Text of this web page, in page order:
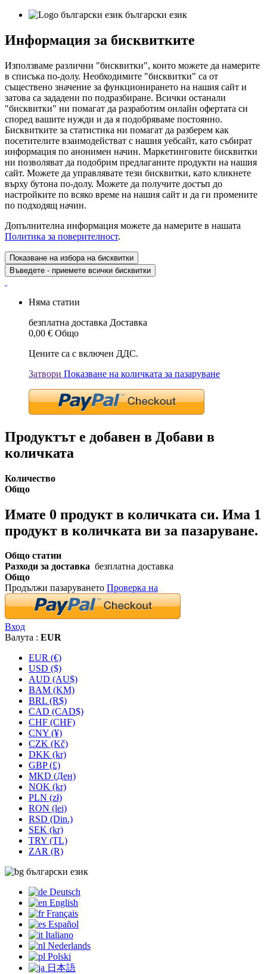
български език
Информация за бисквитките
Използваме различни "бисквитки", които можете да намерите
в списъка по-долу. Необходимите "бисквитки" са от
съществено значение за функционирането на нашия сайт и
затова са зададени по подразбиране. Всички останали
"бисквитки" ни помагат да разработим онлайн офертата си
според вашите нужди и да я подобряваме постоянно.
Бисквитките за статистика ни помагат да разберем как
посетителите взаимодействат с нашия уебсайт, като събират
информация по анонимен начин. Маркетинговите бисквитки
ни позволяват да подобрим предлаганите продукти на нашия
сайт. Можете да управлявате тези бисквитки, като кликнете
върху бутона по-долу. Можете да получите достъп до
настройките по всяко време на нашия сайт и да ги промените
по подходящ начин.
Допълнителна информация можете да намерите в нашата
Политика за поверителност.
Показване на избора на бисквитки
Въведете - приемете всички бисквитки
Няма статии
безплатна доставка Доставка
0,00 € Общо
Цените са с включен ДДС.
Затвори Показване на количката за пазаруване
Продуктът е добавен в Добави в
количката
Количество
Общо
Имате 0 продукт в количката си. Има 1
продукт в количката ви за пазаруване.
Общо статии
Разходи за доставка безплатна доставка
Общо
Продължи пазаруването Проверка на
Вход
Валута : EUR
EUR (€)
USD ($)
AUD (AU$)
BAM (KM)
BRL (R$)
CAD (CAD$)
CHF (CHF)
CNY (¥)
CZK (Kč)
DKK (kr)
GBP (£)
MKD (Ден)
NOK (kr)
PLN (zł)
RON (lei)
RSD (Din.)
SEK (kr)
TRY (TL)
ZAR (R)
български език
Deutsch
English
Français
Español
Italiano
Nederlands
Polski
日本語